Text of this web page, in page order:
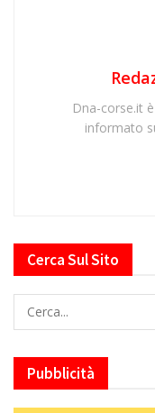
Dna-corse.it
informato
Cerca Sul Sito
Pubblicità